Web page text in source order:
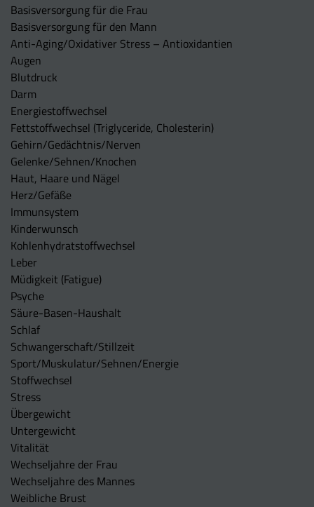
Basisversorgung für die Frau
Basisversorgung für den Mann
Anti-Aging/Oxidativer Stress – Antioxidantien
Augen
Blutdruck
Darm
Energiestoffwechsel
Fettstoffwechsel (Triglyceride, Cholesterin)
Gehirn/Gedächtnis/Nerven
Gelenke/Sehnen/Knochen
Haut, Haare und Nägel
Herz/Gefäße
Immunsystem
Kinderwunsch
Kohlenhydratstoffwechsel
Leber
Müdigkeit (Fatigue)
Psyche
Säure-Basen-Haushalt
Schlaf
Schwangerschaft/Stillzeit
Sport/Muskulatur/Sehnen/Energie
Stoffwechsel
Stress
Übergewicht
Untergewicht
Vitalität
Wechseljahre der Frau
Wechseljahre des Mannes
Weibliche Brust